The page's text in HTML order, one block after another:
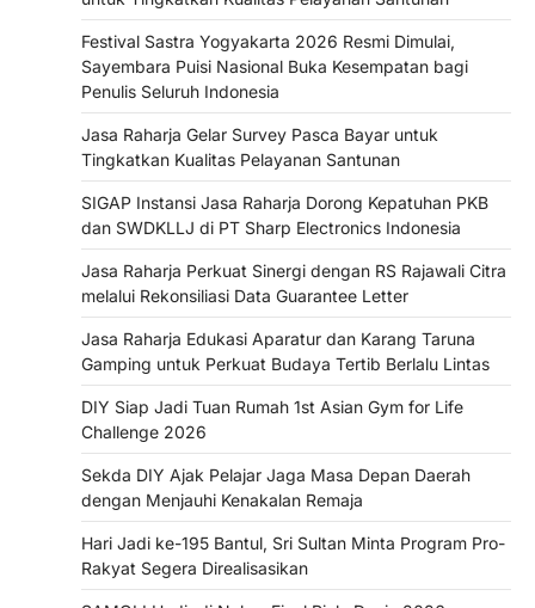
Festival Sastra Yogyakarta 2026 Resmi Dimulai,
Sayembara Puisi Nasional Buka Kesempatan bagi
Penulis Seluruh Indonesia
Jasa Raharja Gelar Survey Pasca Bayar untuk
Tingkatkan Kualitas Pelayanan Santunan
SIGAP Instansi Jasa Raharja Dorong Kepatuhan PKB
dan SWDKLLJ di PT Sharp Electronics Indonesia
Jasa Raharja Perkuat Sinergi dengan RS Rajawali Citra
melalui Rekonsiliasi Data Guarantee Letter
Jasa Raharja Edukasi Aparatur dan Karang Taruna
Gamping untuk Perkuat Budaya Tertib Berlalu Lintas
DIY Siap Jadi Tuan Rumah 1st Asian Gym for Life
Challenge 2026
Sekda DIY Ajak Pelajar Jaga Masa Depan Daerah
dengan Menjauhi Kenakalan Remaja
Hari Jadi ke-195 Bantul, Sri Sultan Minta Program Pro-
Rakyat Segera Direalisasikan